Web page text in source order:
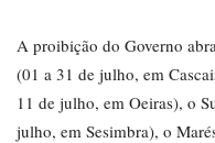
A proibição do Governo
(01 a 31 de julho, em
11 de julho, em Oeiras), o
julho, em Sesimbra), o